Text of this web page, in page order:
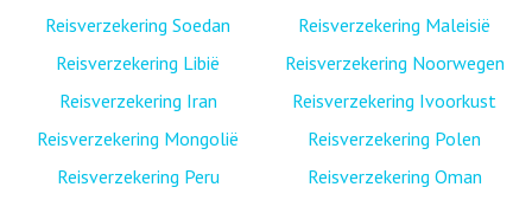
Reisverzekering Soedan
Reisverzekering Libië
Reisverzekering Iran
Reisverzekering Mongolië
Reisverzekering Peru
Reisverzekering Maleisië
Reisverzekering Noorwegen
Reisverzekering Ivoorkust
Reisverzekering Polen
Reisverzekering Oman